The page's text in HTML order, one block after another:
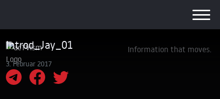
Information that moves.
Introd_Jay_01
3. Februar 2017